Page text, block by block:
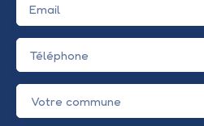
Email
Téléphone
Votre commune